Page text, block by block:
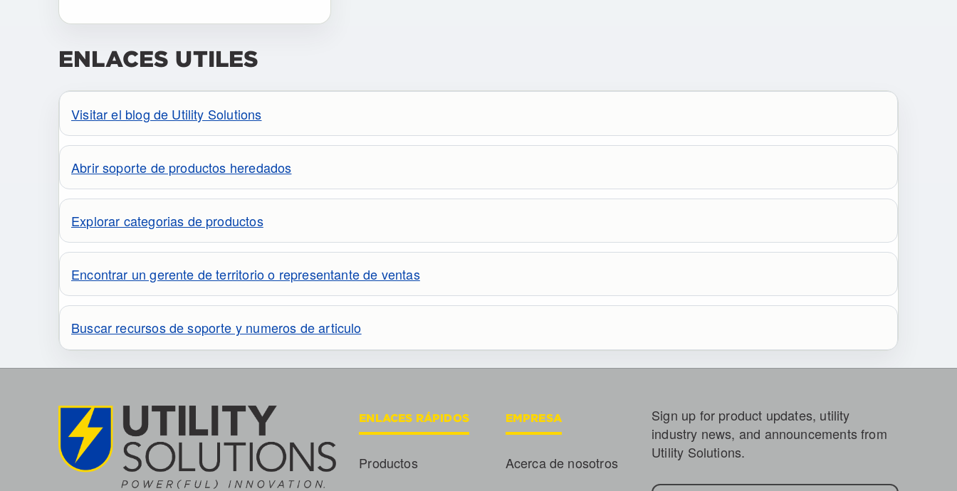
ENLACES UTILES
Visitar el blog de Utility Solutions
Abrir soporte de productos heredados
Explorar categorias de productos
Encontrar un gerente de territorio o representante de ventas
Buscar recursos de soporte y numeros de articulo
ENLACES RÁPIDOS
Productos
EMPRESA
Acerca de nosotros
Sign up for product updates, utility
industry news, and announcements from
Utility Solutions.